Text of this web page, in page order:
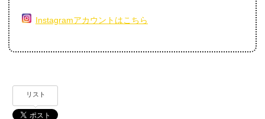
Instagramアカウントはこちら
リスト